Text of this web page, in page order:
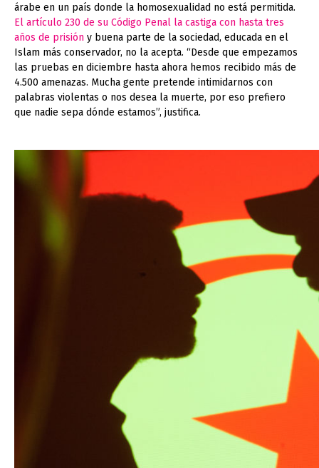
árabe en un país donde la homosexualidad no está permitida.
El artículo 230 de su Código Penal la castiga con hasta tres
años de prisión y buena parte de la sociedad, educada en el
Islam más conservador, no la acepta. “Desde que empezamos
las pruebas en diciembre hasta ahora hemos recibido más de
4.500 amenazas. Mucha gente pretende intimidarnos con
palabras violentas o nos desea la muerte, por eso prefiero
que nadie sepa dónde estamos”, justifica.